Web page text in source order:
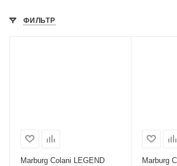
ФИЛЬТР
Marburg Colani LEGEND
Marburg